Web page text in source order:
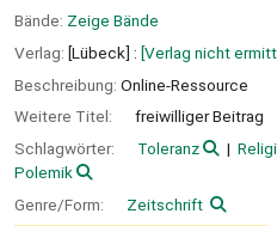
Bände: Zeige Bände
Verlag: [Lübeck] : [Verlag nicht
Beschreibung: Online-Ressource
Weitere Titel:
freiwilliger Beitrag
Schlagwörter:
Toleranz
Polemik
Genre/Form:
Zeitschrift